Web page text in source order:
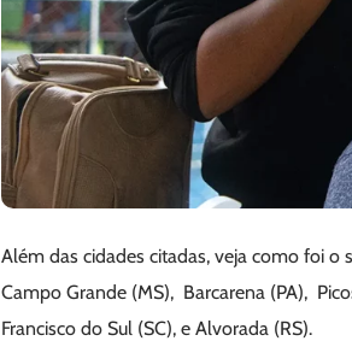
Além das cidades citadas, veja como foi o
Campo Grande (MS), Barcarena (PA),
Francisco do Sul (SC), e Alvorada (RS).